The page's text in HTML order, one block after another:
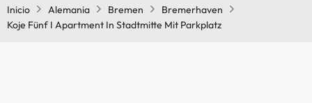
Inicio
Alemania Bremen
Bremerhaven
Koje Fünf I Apartment In Stadtmitte Mit Parkplatz